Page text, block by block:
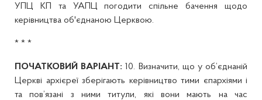
УПЦ КП та УАПЦ погодити спільне бачення щодо
керівництва об'єднаною Церквою.
* * *
ПОЧАТКОВИЙ ВАРІАНТ: 10. Визначити, що у об’єднаній
Церкві архієреї зберігають керівництво тими єпархіями і
та пов’язані з ними титули, які вони мають на час